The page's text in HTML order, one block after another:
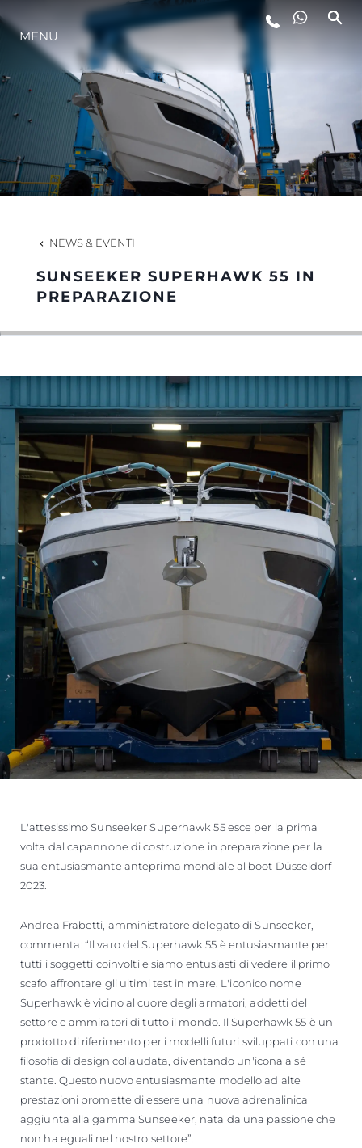
LIFESTYLE
INNOVAZIONE
L'AZIENDA
HERITAGE
MENU
NEWS & EVENTI
SUNSEEKER SUPERHAWK 55 IN
PREPARAZIONE
L'attesissimo Sunseeker Superhawk 55 esce per la prima
volta dal capannone di costruzione in preparazione per la
sua entusiasmante anteprima mondiale al boot Düsseldorf
2023.
Andrea Frabetti, amministratore delegato di Sunseeker,
commenta: “Il varo del Superhawk 55 è entusiasmante per
tutti i soggetti coinvolti e siamo entusiasti di vedere il primo
scafo affrontare gli ultimi test in mare. L'iconico nome
Superhawk è vicino al cuore degli armatori, addetti del
settore e ammiratori di tutto il mondo. Il Superhawk 55 è un
prodotto di riferimento per i modelli futuri sviluppati con una
filosofia di design collaudata, diventando un'icona a sé
stante. Questo nuovo entusiasmante modello ad alte
prestazioni promette di essere una nuova adrenalinica
aggiunta alla gamma Sunseeker, nata da una passione che
non ha eguali nel nostro settore”.